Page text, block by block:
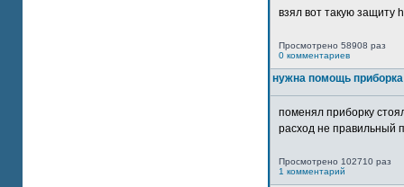
взял вот такую защиту
Просмотрено 58908 раз
0 комментариев
нужна помощь
поменял приборку
расход не правильный
Просмотрено 102710 раз
1 комментарий